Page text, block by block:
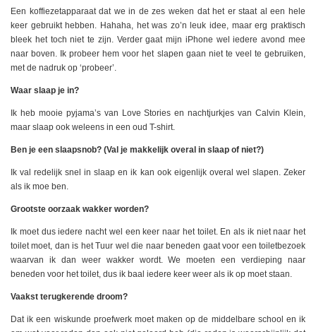
Een koffiezetapparaat dat we in de zes weken dat het er staat al een hele
keer gebruikt hebben. Hahaha, het was zo’n leuk idee, maar erg praktisch
bleek het toch niet te zijn. Verder gaat mijn iPhone wel iedere avond mee
naar boven. Ik probeer hem voor het slapen gaan niet te veel te gebruiken,
met de nadruk op ‘probeer’.
Waar slaap je in?
Ik heb mooie pyjama’s van Love Stories en nachtjurkjes van Calvin Klein,
maar slaap ook weleens in een oud T-shirt.
Ben je een slaapsnob? (Val je makkelijk overal in slaap of niet?)
Ik val redelijk snel in slaap en ik kan ook eigenlijk overal wel slapen. Zeker
als ik moe ben.
Grootste oorzaak wakker worden?
Ik moet dus iedere nacht wel een keer naar het toilet. En als ik niet naar het
toilet moet, dan is het Tuur wel die naar beneden gaat voor een toiletbezoek
waarvan ik dan weer wakker wordt. We moeten een verdieping naar
beneden voor het toilet, dus ik baal iedere keer weer als ik op moet staan.
Vaakst terugkerende droom?
Dat ik een wiskunde proefwerk moet maken op de middelbare school en ik